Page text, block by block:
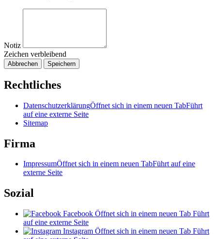
Notiz
Zeichen verbleibend
Abbrechen Speichern
Rechtliches
DatenschutzerklärungÖffnet sich in einem neuen TabFührt
auf eine externe Seite
Sitemap
Firma
ImpressumÖffnet sich in einem neuen TabFührt auf eine
externe Seite
Sozial
Facebook Öffnet sich in einem neuen Tab Führt
auf eine externe Seite
Instagram Öffnet sich in einem neuen Tab Führt